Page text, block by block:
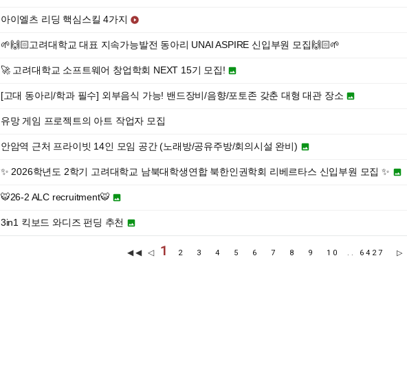
아이엘츠 리딩 핵심스킬 4가지 
🌱🙌🏻고려대학교 대표 지속가능발전 동아리 UNAI ASPIRE 신입부원 모집🙌🏻🌱
🚀 고려대학교 소프트웨어 창업학회 NEXT 15기 모집! 
[고대 동아리/학과 필수] 외부음식 가능! 밴드장비/음향/포토존 갖춘 대형 대관 장소 
유망 게임 프로젝트의 아트 작업자 모집
안암역 근처 프라이빗 14인 모임 공간 (노래방/공유주방/회의시설 완비) 
✨ 2026학년도 2학기 고려대학교 남북대학생연합 북한인권학회 리베르타스 신입부원 모집 ✨ 
🐯26-2 ALC recruitment🐯 
3in1 킥보드 와디즈 펀딩 추천 
◀◀ ◁ 1 2 3 4 5 6 7 8 9 10 .. 6427 ▷